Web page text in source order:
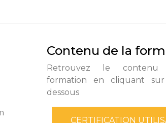
Contenu de la
Retrouvez le
formation en cliquant
dessous
CERTIFICATION